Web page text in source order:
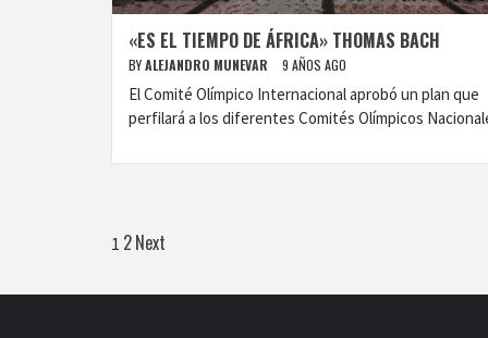
«ES EL TIEMPO DE ÁFRICA» THOMAS BACH
BYALEJANDRO MUNEVAR 9 AÑOS AGO
El Comité Olímpico Internacional aprobó un plan que
perfilará a los diferentes Comités Olímpicos
Paginación
de
1 2Next